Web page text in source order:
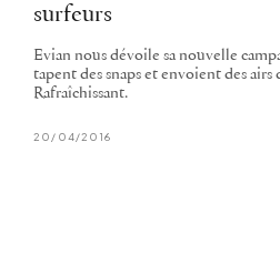
surfeurs
Evian nous dévoile sa nouvelle
tapent des snaps et envoient des airs
Rafraîchissant.
20/04/2016